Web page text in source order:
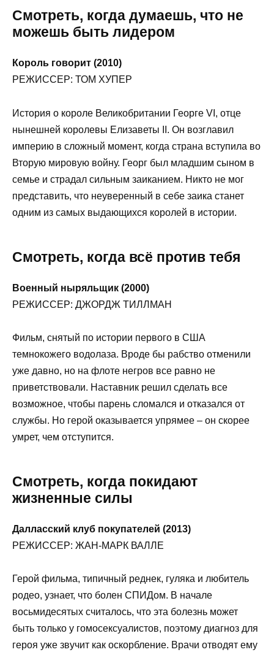
Смотреть, когда думаешь, что не
можешь быть лидером
Король говорит (2010)
РЕЖИССЕР: ТОМ ХУПЕР
История о короле Великобритании Георге VI, отце
нынешней королевы Елизаветы II. Он возглавил
империю в сложный момент, когда страна вступила во
Вторую мировую войну. Георг был младшим сыном в
семье и страдал сильным заиканием. Никто не мог
представить, что неуверенный в себе заика станет
одним из самых выдающихся королей в истории.
Смотреть, когда всё против тебя
Военный ныряльщик (2000)
РЕЖИССЕР: ДЖОРДЖ ТИЛЛМАН
Фильм, снятый по истории первого в США
темнокожего водолаза. Вроде бы рабство отменили
уже давно, но на флоте негров все равно не
приветствовали. Наставник решил сделать все
возможное, чтобы парень сломался и отказался от
службы. Но герой оказывается упрямее – он скорее
умрет, чем отступится.
Смотреть, когда покидают
жизненные силы
Далласский клуб покупателей (2013)
РЕЖИССЕР: ЖАН-МАРК ВАЛЛЕ
Герой фильма, типичный реднек, гуляка и любитель
родео, узнает, что болен СПИДом. В начале
восьмидесятых считалось, что эта болезнь может
быть только у гомосексуалистов, поэтому диагноз для
героя уже звучит как оскорбление. Врачи отводят ему